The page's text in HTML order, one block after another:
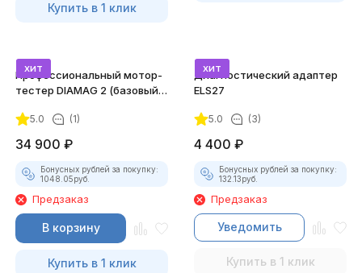
Купить в 1 клик
хит
Профессиональный мотор-
тестер DIAMAG 2 (базовый
5.0 (1)
34 900 ₽
Бонусных рублей за покупку:
1048.05руб.
Предзаказ
В корзину
Купить в 1 клик
хит
Диагностический адаптер
ELS27
5.0 (3)
4 400 ₽
Бонусных рублей за покупку:
132.13руб.
Предзаказ
Уведомить
Купить в 1 клик